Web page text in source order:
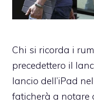
Chi si ricorda i
precedettero il
lancio dell’iPad
faticherà a notare